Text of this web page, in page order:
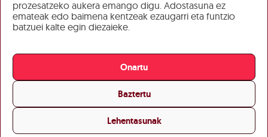
prozesatzeko aukera emango digu. Adostasuna ez
emateak edo baimena kentzeak ezaugarri eta funtzio
batzuei kalte egin diezaieke.
Onartu
Baztertu
Lehentasunak